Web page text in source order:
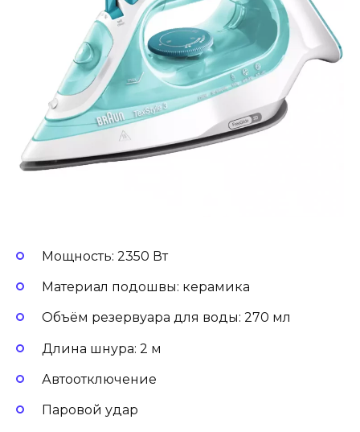
Мощность: 2350 Вт
Материал подошвы: керамика
Объём резервуара для воды: 270 мл
Длина шнура: 2 м
Автоотключение
Паровой удар